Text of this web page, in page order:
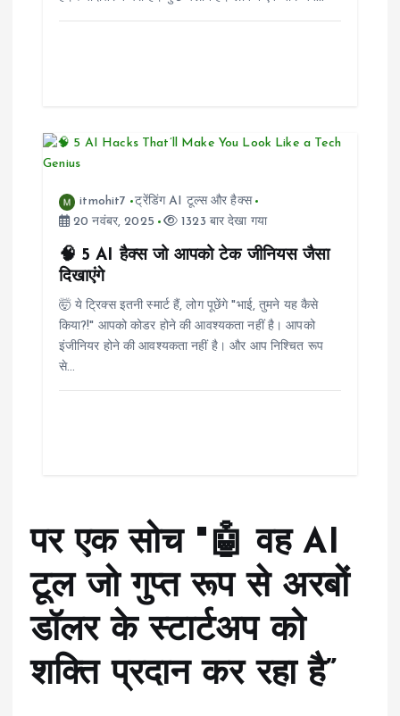
itmohit7
ट्रेंडिंग AI टूल्स और हैक्स
20 नवंबर, 2025
1323 बार देखा गया
🧠 5 AI हैक्स जो आपको टेक जीनियस जैसा
दिखाएंगे
🤯 ये ट्रिक्स इतनी स्मार्ट हैं, लोग पूछेंगे "भाई, तुमने यह कैसे
किया?!" आपको कोडर होने की आवश्यकता नहीं है। आपको
इंजीनियर होने की आवश्यकता नहीं है। और आप निश्चित रूप
से…
पर एक सोच " 🤖 वह AI
टूल जो गुप्त रूप से अरबों
डॉलर के स्टार्टअप को
शक्ति प्रदान कर रहा है”